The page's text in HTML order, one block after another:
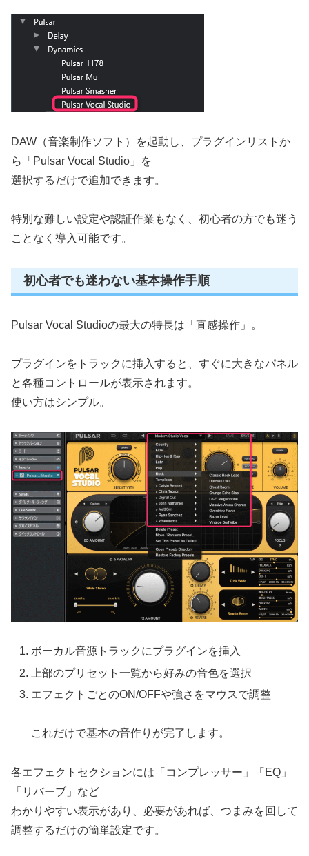
DAW（音楽制作ソフト）を起動し、プラグインリストか
ら「Pulsar Vocal Studio」を
選択するだけで追加できます。
特別な難しい設定や認証作業もなく、初心者の方でも迷う
ことなく導入可能です。
初心者でも迷わない基本操作手順
Pulsar Vocal Studioの最大の特長は「直感操作」。
プラグインをトラックに挿入すると、すぐに大きなパネル
と各種コントロールが表示されます。
使い方はシンプル。
ボーカル音源トラックにプラグインを挿入
上部のプリセット一覧から好みの音色を選択
エフェクトごとのON/OFFや強さをマウスで調整
これだけで基本の音作りが完了します。
各エフェクトセクションには「コンプレッサー」「EQ」
「リバーブ」など
わかりやすい表示があり、必要があれば、つまみを回して
調整するだけの簡単設定です。